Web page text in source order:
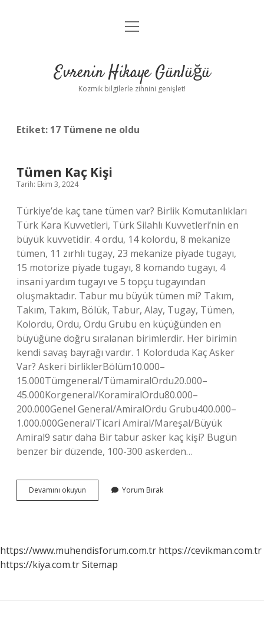
Anasayfa
Yasal Uyarı
menüyü
Evrenin Hikaye Günlüğü
Kozmik bilgilerle zihnini genişlet!
Etiket: 17 Tümene ne oldu
Tümen Kaç Kişi
Tarih: Ekim 3, 2024
Türkiye’de kaç tane tümen var? Birlik Komutanlıkları
Türk Kara Kuvvetleri, Türk Silahlı Kuvvetleri’nin en
büyük kuvvetidir. 4 ordu, 14 kolordu, 8 mekanize
tümen, 11 zırhlı tugay, 23 mekanize piyade tugayı,
15 motorize piyade tugayı, 8 komando tugayı, 4
insani yardım tugayı ve 5 topçu tugayından
oluşmaktadır. Tabur mu büyük tümen mi? Takım,
Takım, Takım, Bölük, Tabur, Alay, Tugay, Tümen,
Kolordu, Ordu, Ordu Grubu en küçüğünden en
büyüğüne doğru sıralanan birimlerdir. Her birimin
kendi savaş bayrağı vardır. 1 Kolorduda Kaç Asker
Var? Askeri birliklerBölüm10.000–
15.000Tümgeneral/TümamiralOrdu20.000–
45.000Korgeneral/KoramiralOrdu80.000–
200.000Genel General/AmiralOrdu Grubu400.000–
1.000.000General/Ticari Amiral/Mareşal/Büyük
Amiral9 satır daha Bir tabur asker kaç kişi? Bugün
benzer bir düzende, 100-300 askerden…
Devamını okuyun
Kaç
Yorum Bırak
https://www.muhendisforum.com.tr https://cevikman.com.tr
https://kiya.com.trSitemap